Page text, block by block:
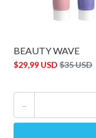
BEAUTY WAVE
$29,99 USD $35 USD
-